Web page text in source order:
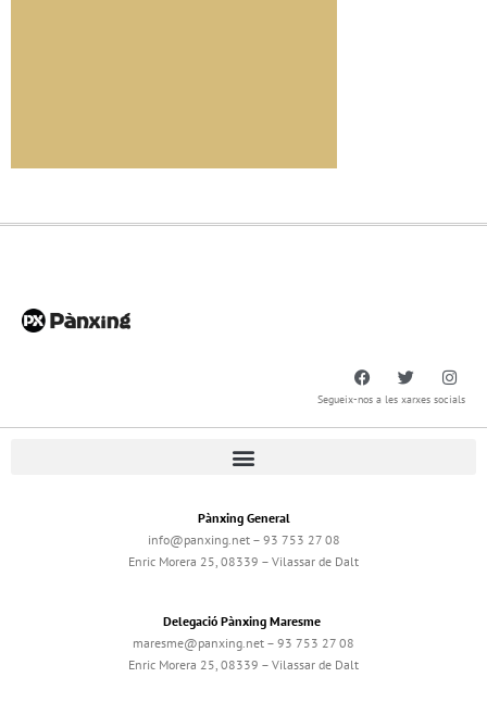
Segueix-nos a les xarxes socials
Pànxing General
info@panxing.net – 93 753 27 08
Enric Morera 25, 08339 – Vilassar de Dalt
Delegació Pànxing Maresme
maresme@panxing.net – 93 753 27 08
Enric Morera 25, 08339 – Vilassar de Dalt